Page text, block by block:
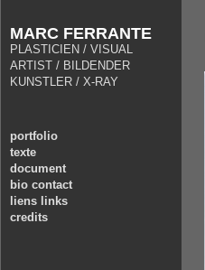
MARC FERRANTE
PLASTICIEN / VISUAL
ARTIST / BILDENDER
KUNSTLER / X-RAY
portfolio
texte
document
bio contact
liens links
credits